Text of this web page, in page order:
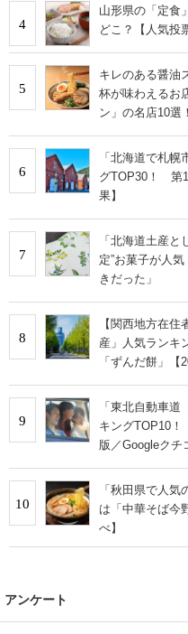
4
山形県の「定食
どこ？【人気投
5
キレのある醤油
杯が味わえるお
ン」の名店10選！
6
「北海道で札
グTOP30！ 第1
果】
7
「北海道土産と
定”お菓子が人
きだった」
8
【関西地方在
産」人気ランキ
「ずんだ餅」【
9
「東北自動車
キングTOP10
版／Googleクチ
10
「秋田県で人
は「中華そば今
べ】
アンケート